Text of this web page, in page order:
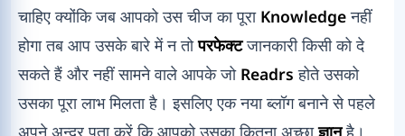
चाहिए क्योंकि जब आपको उस चीज का पूरा Knowledgeनहीं
होगा तब आप उसके बारे में न तोपरफेक्टजानकारी किसी को दे
सकते हैं और नहीं सामने वाले आपके जो Readrs होते उसको
उसका पूरा लाभ मिलता है। इसलिए एक नया ब्लॉग बनाने से पहले
अपने अन्दर पता करें कि आपको उसका कितना अच्छाज्ञानहै।